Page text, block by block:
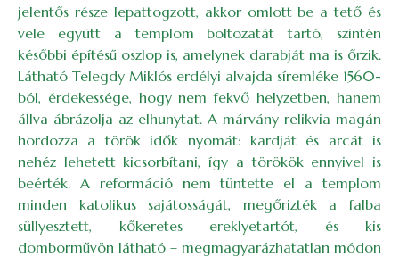
jelentős része lepattogzott, akkor omlott be a tető és
vele együtt a templom boltozatát tartó, szintén
későbbi építésű oszlop is, amelynek darabját ma is őrzik.
Látható Telegdy Miklós erdélyi alvajda síremléke 1560-
ból, érdekessége, hogy nem fekvő helyzetben, hanem
állva ábrázolja az elhunytat. A márvány relikvia magán
hordozza a török idők nyomát: kardját és arcát is
nehéz lehetett kicsorbítani, így a törökök ennyivel is
beérték. A reformáció nem tüntette el a templom
minden katolikus sajátosságát, megőrizték a falba
süllyesztett, kőkeretes ereklyetartót, és kis
domborművön látható – megmagyarázhatatlan módon